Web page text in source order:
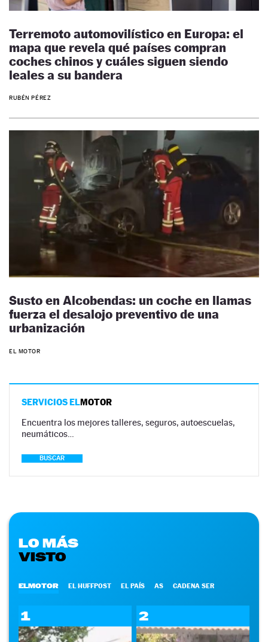
Terremoto automovilístico en Europa: el
mapa que revela qué países compran
coches chinos y cuáles siguen siendo
leales a su bandera
RUBÉN PÉREZ
Susto en Alcobendas: un coche en llamas
fuerza el desalojo preventivo de una
urbanización
EL MOTOR
SERVICIOS ELMOTOR
Encuentra los mejores talleres, seguros, autoescuelas,
neumáticos…
BUSCAR
LO MÁS
VISTO
ELMOTOR EL HUFFPOST EL PAÍS AS CADENA SER
1 2